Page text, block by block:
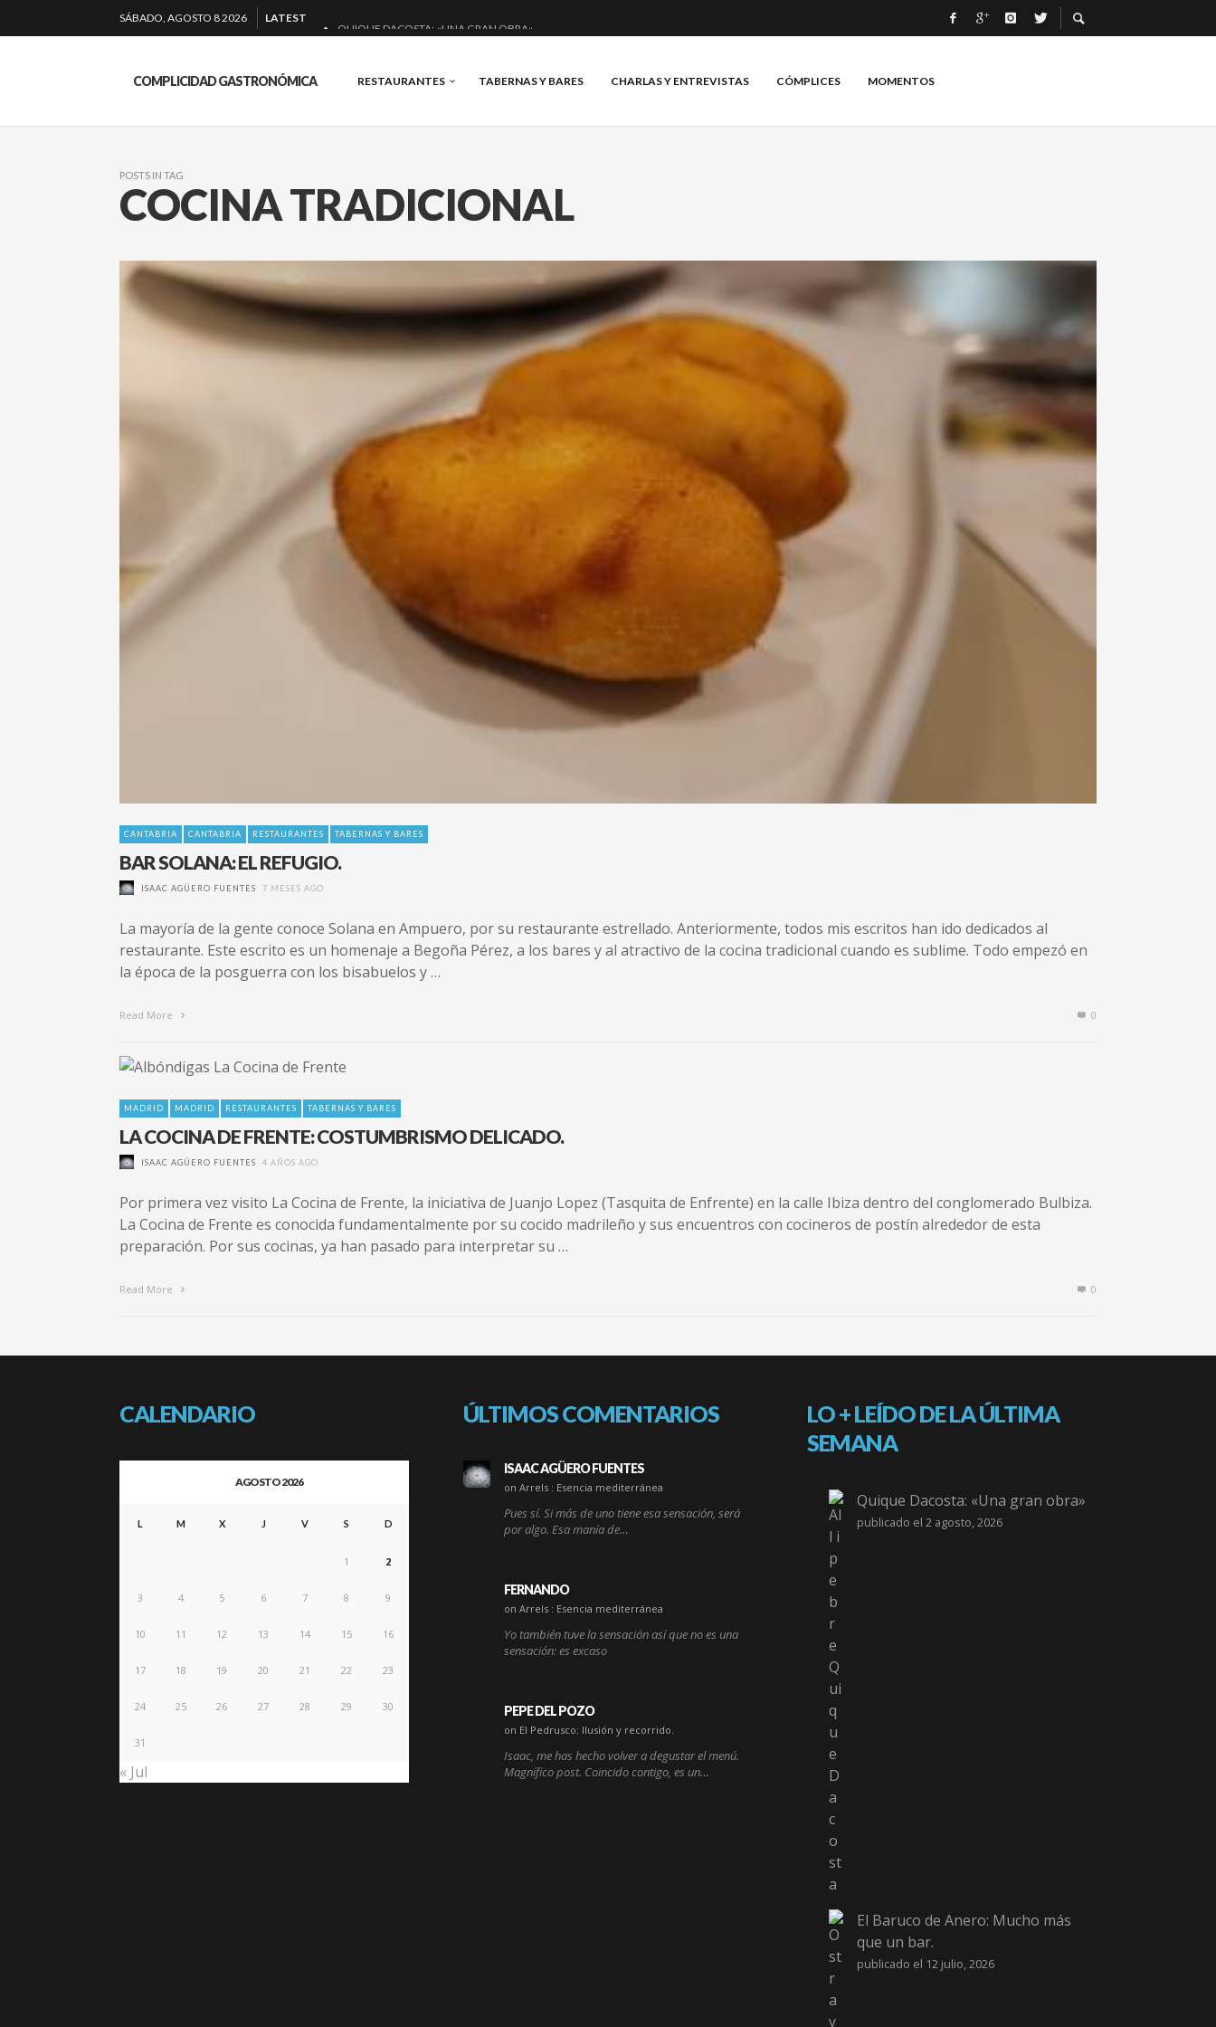
SÁBADO, AGOSTO 8 2026
LATEST
QUIQUE DACOSTA: «UNA GRAN OBRA»
BAKKO: NIGIRIS, VINO Y BRASAS.
COMPLICIDAD GASTRONÓMICA RESTAURANTES TABERNAS Y BARES CHARLAS Y ENTREVISTAS CÓMPLICES MOMENTOS
POSTS IN TAG
COCINA TRADICIONAL
CANTABRIA CANTABRIA RESTAURANTES TABERNAS Y BARES
BAR SOLANA: EL REFUGIO.
ISAAC AGÜERO FUENTES 7 MESES AGO
La mayoría de la gente conoce Solana en Ampuero, por su restaurante estrellado. Anteriormente, todos mis escritos han ido dedicados al
restaurante. Este escrito es un homenaje a Begoña Pérez, a los bares y al atractivo de la cocina tradicional cuando es sublime. Todo empezó en
la época de la posguerra con los bisabuelos y …
Read More 0
MADRID MADRID RESTAURANTES TABERNAS Y BARES
LA COCINA DE FRENTE: COSTUMBRISMO DELICADO.
ISAAC AGÜERO FUENTES 4 AÑOS AGO
Por primera vez visito La Cocina de Frente, la iniciativa de Juanjo Lopez (Tasquita de Enfrente) en la calle Ibiza dentro del conglomerado Bulbiza.
La Cocina de Frente es conocida fundamentalmente por su cocido madrileño y sus encuentros con cocineros de postín alrededor de esta
preparación. Por sus cocinas, ya han pasado para interpretar su …
Read More 0
CALENDARIO
AGOSTO 2026
L M X J V S D
1 2
3 4 5 6 7 8 9
10 11 12 13 14 15 16
17 18 19 20 21 22 23
24 25 26 27 28 29 30
31
« Jul
ÚLTIMOS COMENTARIOS
ISAAC AGÜERO FUENTES
on Arrels : Esencia mediterránea
Pues sí. Si más de uno tiene esa sensación, será
por algo. Esa manía de…
FERNANDO
on Arrels : Esencia mediterránea
Yo también tuve la sensación así que no es una
sensación: es excaso
PEPE DEL POZO
on El Pedrusco: Ilusión y recorrido.
Isaac, me has hecho volver a degustar el menú.
Magnífico post. Coincido contigo, es un…
LO + LEÍDO DE LA ÚLTIMA
SEMANA
Quique Dacosta: «Una gran obra»
publicado el 2 agosto, 2026
El Baruco de Anero: Mucho más
que un bar.
publicado el 12 julio, 2026